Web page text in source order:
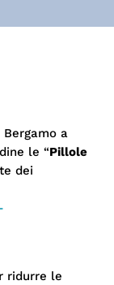
a
le “Pillole
dei
ridurre le